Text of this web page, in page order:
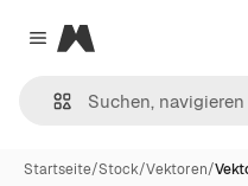
Close menu
Magnific
Startseite/Stock/Vektoren/